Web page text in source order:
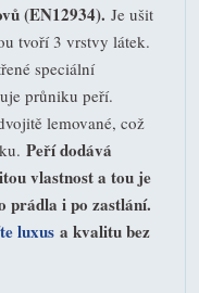
(EN12934). Je ušit
tvoří 3 vrstvy látek.
speciální
průniku peří.
lemované, což
Peří dodává
vlastnost a tou je
prádla i po zastlání.
luxus a kvalitu bez